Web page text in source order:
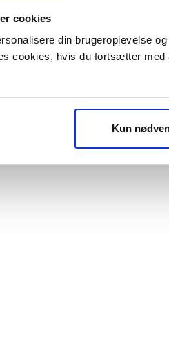
cookies
din brugeroplevelse
cookies, hvis du fortsætter
Kun